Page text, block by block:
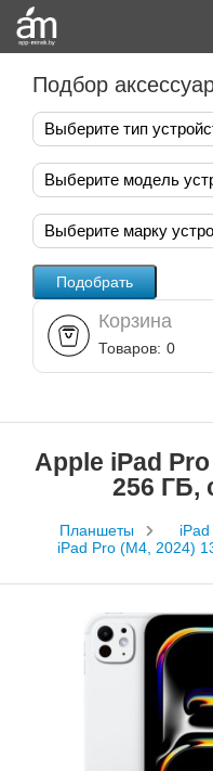
Подбор
Выберите тип
Выберите модель
Выберите марку
Корзина
Товаров: 0
Apple iPad
256 ГБ,
Планшеты iPad
iPad Pro (M4, 2024)